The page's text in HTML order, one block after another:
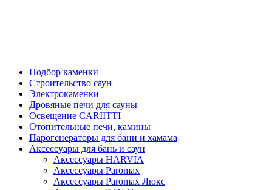
Подбор каменки
Строительство саун
Электрокаменки
Дровяные печи для сауны
Освещение CARIITTI
Отопительные печи, камины
Парогенераторы для бани и хамама
Аксессуары для бань и саун
Аксессуары HARVIA
Аксессуары Paromax
Аксессуары Paromax Люкс